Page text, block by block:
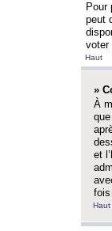
Pour
peut
voter
Haut
»
À
et
fois
Haut